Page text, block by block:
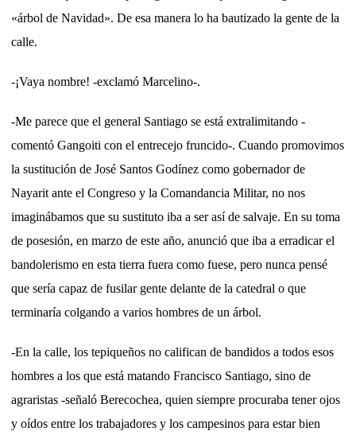
«árbol de Navidad». De esa manera lo ha bautizado la gente de la
calle.
-¡Vaya nombre! -exclamó Marcelino-.
-Me parece que el general Santiago se está extralimitando -
comentó Gangoiti con el entrecejo fruncido-. Cuando promovimos
la sustitución de José Santos Godínez como gobernador de
Nayarit ante el Congreso y la Comandancia Militar, no nos
imaginábamos que su sustituto iba a ser así de salvaje. En su toma
de posesión, en marzo de este año, anunció que iba a erradicar el
bandolerismo en esta tierra fuera como fuese, pero nunca pensé
que sería capaz de fusilar gente delante de la catedral o que
terminaría colgando a varios hombres de un árbol.
-En la calle, los tepiqueños no califican de bandidos a todos esos
hombres a los que está matando Francisco Santiago, sino de
agraristas -señaló Berecochea, quien siempre procuraba tener ojos
y oídos entre los trabajadores y los campesinos para estar bien